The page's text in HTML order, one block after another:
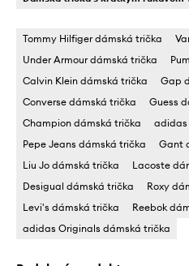
Tommy Hilfiger dámská trička
Under Armour dámská trička
Calvin Klein dámská trička
Gap
Converse dámská trička
Guess
Champion dámská trička
adidas
Pepe Jeans dámská trička
Gant
Liu Jo dámská trička
Lacoste
Desigual dámská trička
Roxy
Levi's dámská trička
Reebok
adidas Originals dámská trička